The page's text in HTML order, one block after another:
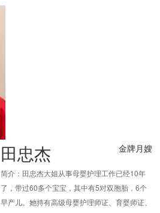
田忠杰 金牌月嫂
简介：田忠杰大姐从事母婴护理工作已经10年
了，带过60多个宝宝，其中有5对双胞胎，6个
早产儿。她持有高级母婴护理师证、育婴师证、